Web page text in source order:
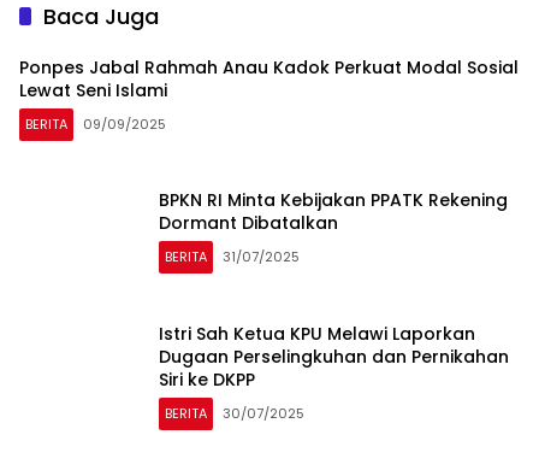
Baca Juga
Ponpes Jabal Rahmah Anau Kadok Perkuat Modal Sosial
Lewat Seni Islami
BERITA 09/09/2025
BPKN RI Minta Kebijakan PPATK Rekening
Dormant Dibatalkan
BERITA 31/07/2025
Istri Sah Ketua KPU Melawi Laporkan
Dugaan Perselingkuhan dan Pernikahan
Siri ke DKPP
BERITA 30/07/2025